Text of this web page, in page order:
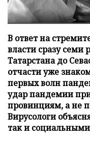
В ответ на
власти сразу семи
Татарстана до
отчасти уже
первых волн
удар пандемии
провинциям, а не
Вирусологи
так и